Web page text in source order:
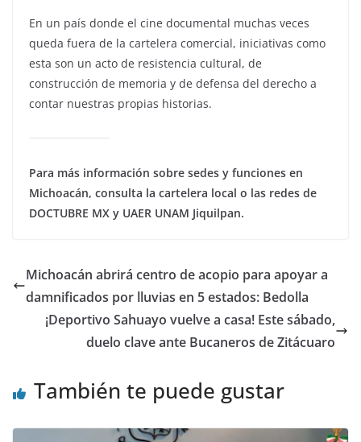
En un país donde el cine documental muchas veces
queda fuera de la cartelera comercial, iniciativas como
esta son un acto de resistencia cultural, de
construcción de memoria y de defensa del derecho a
contar nuestras propias historias.
Para más información sobre sedes y funciones en
Michoacán, consulta la cartelera local o las redes de
DOCTUBRE MX y UAER UNAM Jiquilpan.
Michoacán abrirá centro de acopio para apoyar a
damnificados por lluvias en 5 estados: Bedolla
¡Deportivo Sahuayo vuelve a casa! Este sábado,
duelo clave ante Bucaneros de Zitácuaro
También te puede gustar